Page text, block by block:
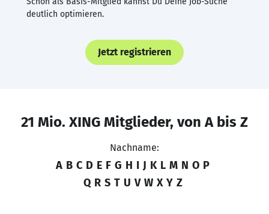
deutlich optimieren.
Jetzt registrieren
21 Mio. XING Mitglieder, von A bis Z
Nachname:
A B C D E F G H I J K L M N O P
Q R S T U V W X Y Z